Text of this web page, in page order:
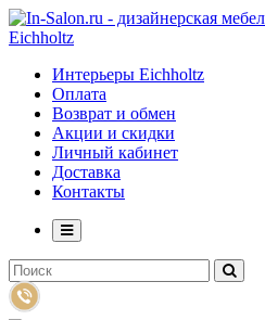
Интерьеры Eichholtz
Оплата
Возврат и обмен
Акции и скидки
Личный кабинет
Доставка
Контакты